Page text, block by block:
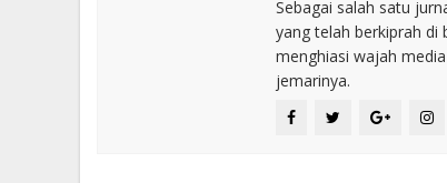
Sebagai salah satu
yang telah berkiprah di
menghiasi wajah
jemarinya.